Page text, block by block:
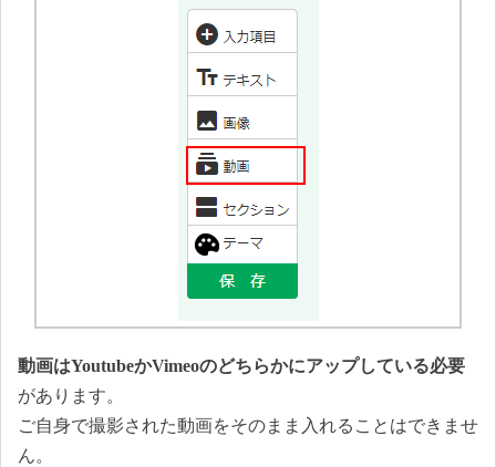
動画はYoutubeかVimeoのどちらかにアップしている必要
があります。
ご自身で撮影された動画をそのまま入れることはできませ
ん。